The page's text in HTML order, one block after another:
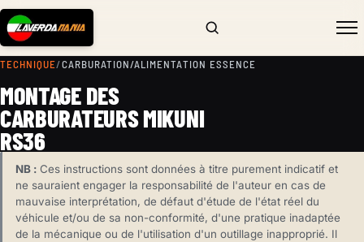
TECHNIQUE/CARBURATION/ALIMENTATION ESSENCE
MONTAGE DES
CARBURATEURS MIKUNI
RS36
NB : Ces instructions sont données à titre purement indicatif et
ne sauraient engager la responsabilité de l'auteur en cas de
mauvaise interprétation, de défaut d'étude de l'état réel du
véhicule et/ou de sa non-conformité, d'une pratique inadaptée
de la mécanique ou de l'utilisation d'un outillage inapproprié. Il